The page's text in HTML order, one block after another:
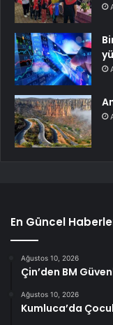
En Güncel
Ağustos 10, 2026
Çin’den BM
Ağustos 10, 2026
Kumluca’da